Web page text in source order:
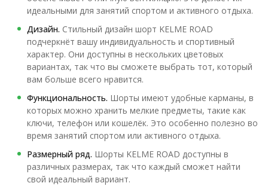
идеальными для занятий спортом и активного отдыха.
Дизайн. Стильный дизайн шорт KELME ROAD
подчеркнёт вашу индивидуальность и спортивный
характер. Они доступны в нескольких цветовых
вариантах, так что вы сможете выбрать тот, который
вам больше всего нравится.
Функциональность. Шорты имеют удобные карманы, в
которых можно хранить мелкие предметы, такие как
ключи, телефон или кошелёк. Это особенно полезно во
время занятий спортом или активного отдыха.
Размерный ряд. Шорты KELME ROAD доступны в
различных размерах, так что каждый сможет найти
свой идеальный вариант.